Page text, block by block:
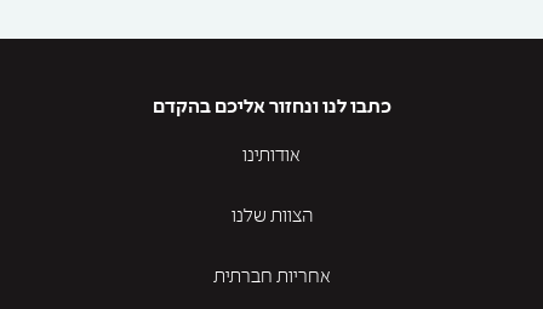
כתבו לנו ונחזור אליכם בהקדם
אודותינו
הצוות שלנו
אחריות חברתית